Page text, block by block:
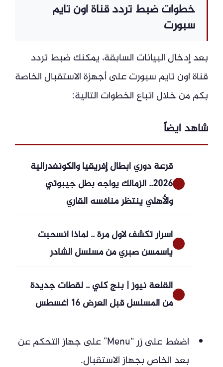
خطوات ضبط تردد قناة اون تايم
سبورت
بعد إدخال البيانات السابقة، يمكنك ضبط تردد
قناة اون تايم سبورت على أجهزة الاستقبال الخاصة
بكم من خلال اتباع الخطوات التالية:
شاهد ايضاً
قرعة دوري أبطال إفريقيا والكونفدرالية
2026.. الزمالك يواجه بطل جيبوتي
والأهلي ينتظر منافسه القاري
اسرار تكشف لاول مرة .. لماذا انسحبت
ياسمسن صبري من مسلسل الشادر
القلعة نيوز | بنج كلي .. لقطات جديدة
من المسلسل قبل العرض 16 أغسطس
اضغط على زر “Menu” على جهاز التحكم عن
بعد الخاص بجهاز الاستقبال.